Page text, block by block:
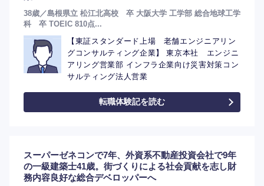
38歳／島根県立 松江北高校 卒 大阪大学 工学部 総合地球工学
科 卒 TOEIC 810点...
【東証スタンダード上場 老舗エンジニアリン
グコンサルティング企業】 東京本社 エンジニ
アリング営業部 インフラ企業向け災害対策コン
サルティング法人営業
転職体験記を読む
スーパーゼネコンで7年、外資系不動産投資会社で9年
の一級建築士41歳。街づくりによる社会貢献を志し財
務内容良好な総合デベロッパーへ